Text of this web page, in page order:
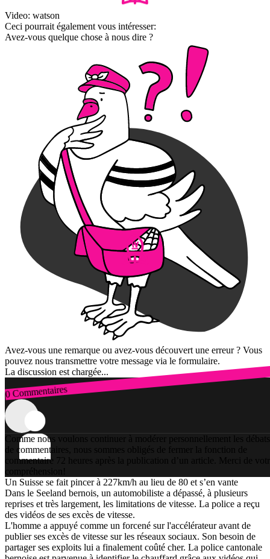
Video: watson
Ceci pourrait également vous intéresser:
Avez-vous quelque chose à nous dire ?
Avez-vous une remarque ou avez-vous découvert une erreur ? Vous
pouvez nous transmettre votre message via le formulaire.
La discussion est chargée...
0 Commentaires
Connexion
Comme nous voulons continuer à modérer personnellement les débats
de commentaires, nous sommes obligés de fermer la fonction de
commentaire 72 heures après la publication d’un article. Merci de
compréhension!
Un Suisse se fait pincer à 227km/h au lieu de 80 et s’en vante
Dans le Seeland bernois, un automobiliste a dépassé, à plusieurs
reprises et très largement, les limitations de vitesse. La police a reçu
des vidéos de ses excès de vitesse.
L'homme a appuyé comme un forcené sur l'accélérateur avant de
publier ses excès de vitesse sur les réseaux sociaux. Son besoin de
partager ses exploits lui a finalement coûté cher. La police cantonale